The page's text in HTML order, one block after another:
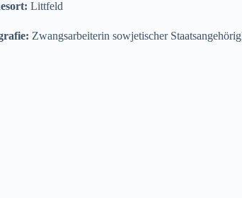
Littfeld
Zwangsarbeiterin sowjetischer